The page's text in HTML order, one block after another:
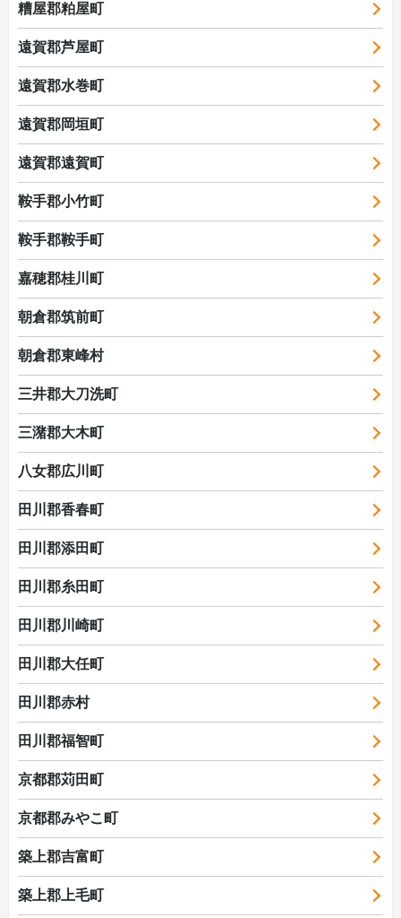
糟屋郡粕屋町
遠賀郡芦屋町
遠賀郡水巻町
遠賀郡岡垣町
遠賀郡遠賀町
鞍手郡小竹町
鞍手郡鞍手町
嘉穂郡桂川町
朝倉郡筑前町
朝倉郡東峰村
三井郡大刀洗町
三潴郡大木町
八女郡広川町
田川郡香春町
田川郡添田町
田川郡糸田町
田川郡川崎町
田川郡大任町
田川郡赤村
田川郡福智町
京都郡苅田町
京都郡みやこ町
築上郡吉富町
築上郡上毛町